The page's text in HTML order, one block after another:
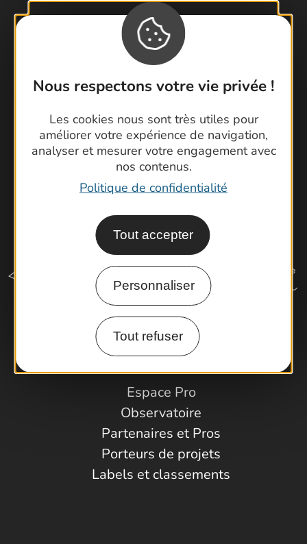
Nous respectons votre vie privée !
Les cookies nous sont très utiles pour
améliorer votre expérience de navigation,
analyser et mesurer votre engagement avec
nos contenus.
Politique de confidentialité
Tout accepter
Personnaliser
Tout refuser
Contactez-nous !
Foire aux questions
Brochures
Cartoguides et Topoguides
Latitude Gard
Comment venir ?
Espace Pro
Observatoire
Partenaires et Pros
Porteurs de projets
Labels et classements